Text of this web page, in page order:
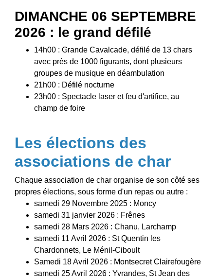
DIMANCHE 06 SEPTEMBRE
2026 : le grand défilé
14h00 : Grande Cavalcade, défilé de 13 chars
avec près de 1000 figurants, dont plusieurs
groupes de musique en déambulation
21h00 : Défilé nocturne
23h00 : Spectacle laser et feu d'artifice, au
champ de foire
Les élections des
associations de char
Chaque association de char organise de son côté ses
propres élections, sous forme d'un repas ou autre :
samedi 29 Novembre 2025 : Moncy
samedi 31 janvier 2026 : Frênes
samedi 28 Mars 2026 : Chanu, Larchamp
samedi 11 Avril 2026 : St Quentin les
Chardonnets, Le Ménil-Ciboult
Samedi 18 Avril 2026 : Montsecret Clairefougère
samedi 25 Avril 2026 : Yvrandes, St Jean des